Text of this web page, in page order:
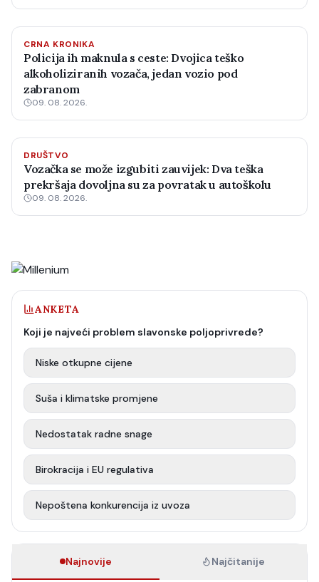
CRNA KRONIKA
Policija ih maknula s ceste: Dvojica teško
alkoholiziranih vozača, jedan vozio pod
zabranom
09. 08. 2026.
DRUŠTVO
Vozačka se može izgubiti zauvijek: Dva teška
prekršaja dovoljna su za povratak u autoškolu
09. 08. 2026.
ANKETA
Koji je najveći problem slavonske poljoprivrede?
Niske otkupne cijene
Suša i klimatske promjene
Nedostatak radne snage
Birokracija i EU regulativa
Nepoštena konkurencija iz uvoza
Najnovije Najčitanije